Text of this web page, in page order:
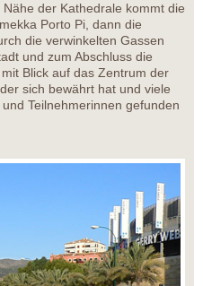
der Kathedrale kommt die
Porto Pi, dann die
die verwinkelten Gassen
und zum Abschluss die
Blick auf das Zentrum der
sich bewährt hat und viele
Teilnehmerinnen gefunden